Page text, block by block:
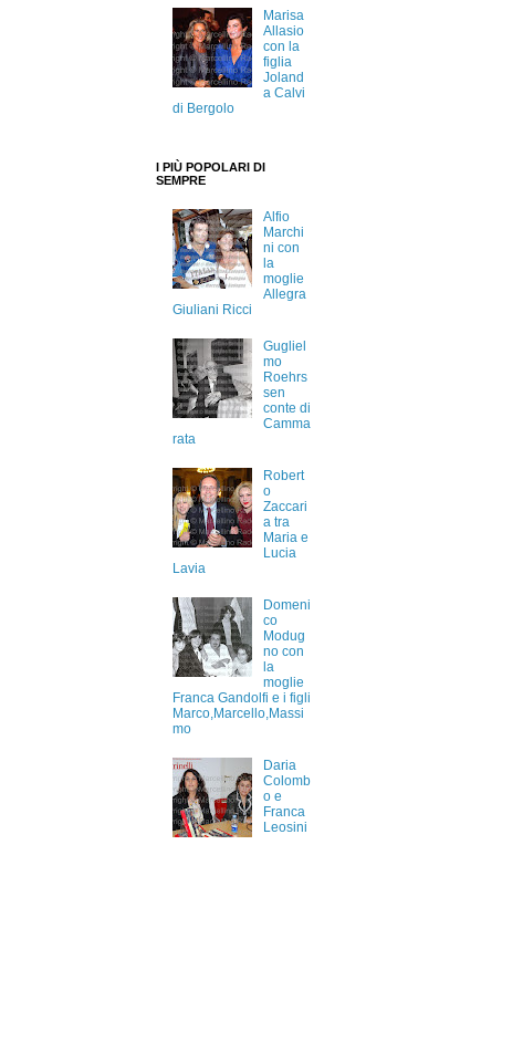
Marisa
Allasio
con la
figlia
Joland
a Calvi
di Bergolo
I PIÙ POPOLARI DI
SEMPRE
Alfio
Marchi
ni con
la
moglie
Allegra
Giuliani Ricci
Gugliel
mo
Roehrs
sen
conte di
Camma
rata
Robert
o
Zaccari
a tra
Maria e
Lucia
Lavia
Domeni
co
Modug
no con
la
moglie
Franca Gandolfi e i figli
Marco,Marcello,Massi
mo
Daria
Colomb
o e
Franca
Leosini